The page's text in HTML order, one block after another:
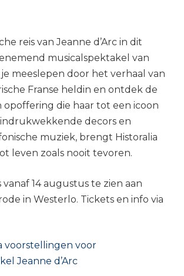
reis van Jeanne d’Arc in dit
musicalspektakel van
je meeslepen door het verhaal van
Franse heldin en ontdek de
opoffering die haar tot een icoon
decors en
muziek, brengt Historalia
leven zoals nooit tevoren.
vanaf 14 augustus te zien aan
in Westerlo. Tickets en info via
voorstellingen voor
Jeanne d’Arc